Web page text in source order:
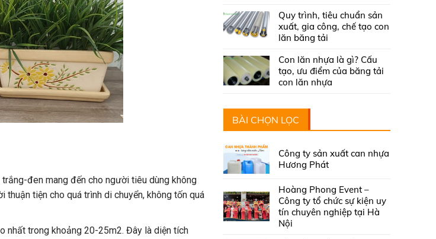
đen mang đến cho người tiêu dùng không
tiện cho quá trình di chuyển, không tốn quá
nhất trong khoảng 20-25m2. Đây là diện tích
Quy trình, tiêu chuẩn sản
xuất, gia công, chế tạo con
lăn băng tải
Con lăn nhựa là gì? Cấu
tạo, ưu điểm của băng tải
con lăn nhựa
BÀI CHỌN LỌC
Công ty sản xuất can nhựa
Hương Phát
Hoàng Phong Event –
Công ty tổ chức sự kiện uy
tín chuyên nghiệp tại Hà
Nội